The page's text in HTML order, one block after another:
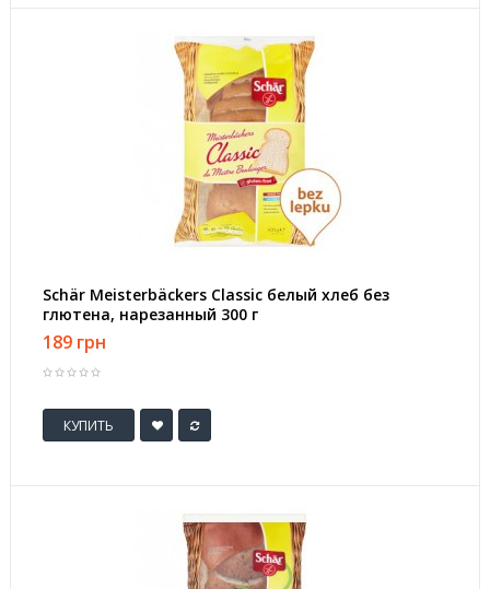
Schär Meisterbäckers Classic белый хлеб без
глютена, нарезанный 300 г
189 грн
КУПИТЬ